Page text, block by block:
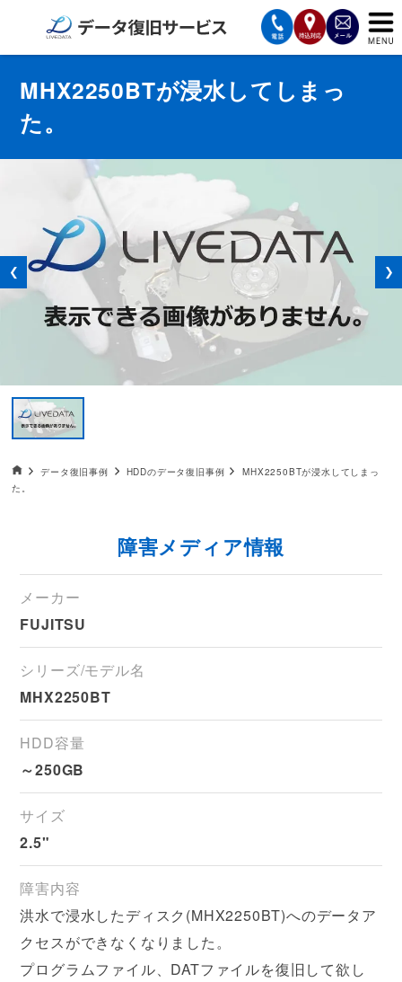
復旧費用と納期
サービスの流れ
対応メディア
データ復旧事例
お客様の声
MHX2250BTが浸水してしまっ
た。
❮ ❯
データ復旧HOME
データ復旧事例 HDDのデータ復旧事例
MHX2250BTが浸水してしまっ
た。
障害メディア情報
メーカー
FUJITSU
シリーズ/モデル名
MHX2250BT
HDD容量
～250GB
サイズ
2.5"
障害内容
洪水で浸水したディスク(MHX2250BT)へのデータア
クセスができなくなりました。
プログラムファイル、DATファイルを復旧して欲し